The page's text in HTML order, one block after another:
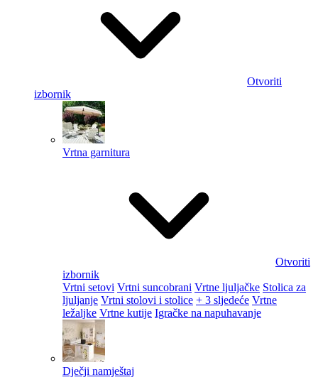
Otvoriti
izbornik
Vrtna garnitura
Otvoriti
izbornik
Vrtni setovi Vrtni suncobrani Vrtne ljuljačke Stolica za
ljuljanje Vrtni stolovi i stolice + 3 sljedeće Vrtne
ležaljke Vrtne kutije Igračke na napuhavanje
Dječji namještaj